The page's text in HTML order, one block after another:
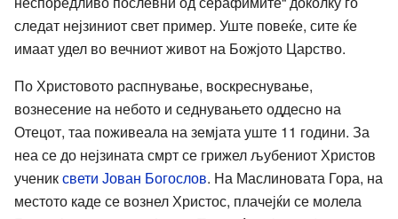
следат нејзиниот свет пример. Уште повеќе, сите ќе
имаат удел во вечниот живот на Божјото Царство.
По Христовото распнување, воскреснување,
вознесение на небото и седнувањето оддесно на
Отецот, таа поживеала на земјата уште 11 години. За
неа се до нејзината смрт се грижел љубениот Христов
учениксвети Јован Богослов. На Маслиновата Гора, на
местото каде се вознел Христос, плачејќи се молела